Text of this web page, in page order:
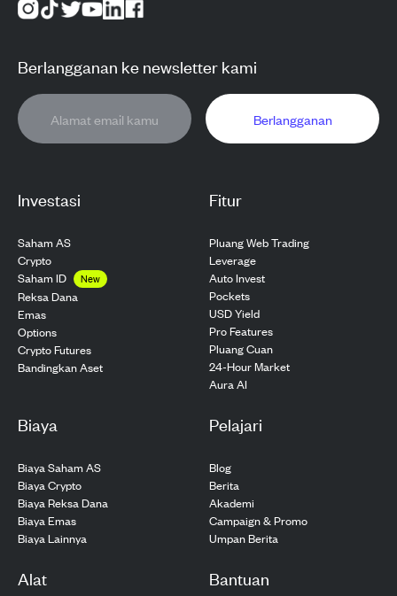
Investasi
Saham AS
Crypto
Saham ID
New
Reksa Dana
Emas
Options
Crypto Futures
Bandingkan Aset
Fitur
Pluang Web Trading
Leverage
Auto Invest
Pockets
USD Yield
Pro Features
Pluang Cuan
24-Hour Market
Aura AI
Biaya
Biaya Saham AS
Biaya Crypto
Biaya Reksa Dana
Biaya Emas
Biaya Lainnya
Pelajari
Blog
Berita
Akademi
Campaign & Promo
Umpan Berita
Alat Bantuan
Berlangganan ke newsletter kami
Berlangganan